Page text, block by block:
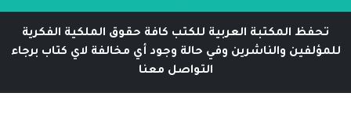
تحفظ المكتبة العربية للكتب كافة حقوق الملكية الفكرية
للمؤلفين والناشرين وفي حالة وجود أي مخالفة لاي كتاب برجاء
التواصل معنا